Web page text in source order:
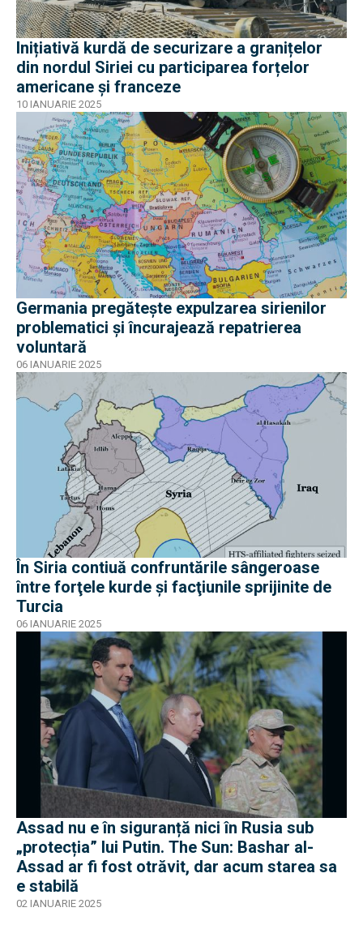
Inițiativă kurdă de securizare a granițelor
din nordul Siriei cu participarea forțelor
americane și franceze
10 IANUARIE 2025
Germania pregătește expulzarea sirienilor
problematici și încurajează repatrierea
voluntară
06 IANUARIE 2025
În Siria contiuă confruntările sângeroase
între forţele kurde şi facţiunile sprijinite de
Turcia
06 IANUARIE 2025
Assad nu e în siguranță nici în Rusia sub
„protecția” lui Putin. The Sun: Bashar al-
Assad ar fi fost otrăvit, dar acum starea sa
e stabilă
02 IANUARIE 2025